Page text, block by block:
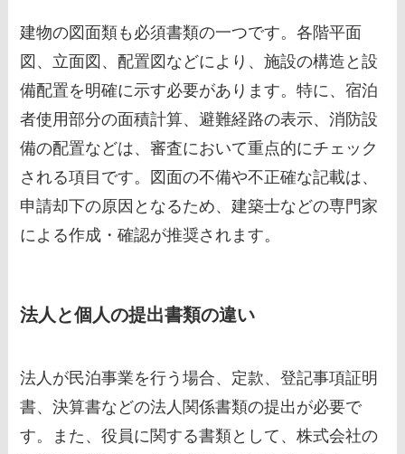
建物の図面類も必須書類の一つです。各階平面
図、立面図、配置図などにより、施設の構造と設
備配置を明確に示す必要があります。特に、宿泊
者使用部分の面積計算、避難経路の表示、消防設
備の配置などは、審査において重点的にチェック
される項目です。図面の不備や不正確な記載は、
申請却下の原因となるため、建築士などの専門家
による作成・確認が推奨されます。
法人と個人の提出書類の違い
法人が民泊事業を行う場合、定款、登記事項証明
書、決算書などの法人関係書類の提出が必要で
す。また、役員に関する書類として、株式会社の